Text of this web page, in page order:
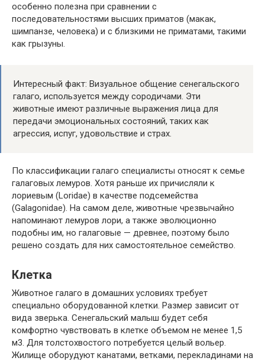
особенно полезна при сравнении с
последовательностями высших приматов (макак,
шимпанзе, человека) и с близкими не приматами, такими
как грызуны.
Интересный факт: Визуальное общение сенегальского
галаго, используется между сородичами. Эти
животные имеют различные выражения лица для
передачи эмоциональных состояний, таких как
агрессия, испуг, удовольствие и страх.
По классификации галаго специалисты относят к семье
галаговых лемуров. Хотя раньше их причисляли к
лориевым (Loridae) в качестве подсемейства
(Galagonidae). На самом деле, животные чрезвычайно
напоминают лемуров лори, а также эволюционно
подобны им, но галаговые — древнее, поэтому было
решено создать для них самостоятельное семейство.
Клетка
Животное галаго в домашних условиях требует
специально оборудованной клетки. Размер зависит от
вида зверька. Сенегальский малыш будет себя
комфортно чувствовать в клетке объемом не менее 1,5
м3. Для толстохвостого потребуется целый вольер.
Жилище оборудуют канатами, ветками, перекладинами на